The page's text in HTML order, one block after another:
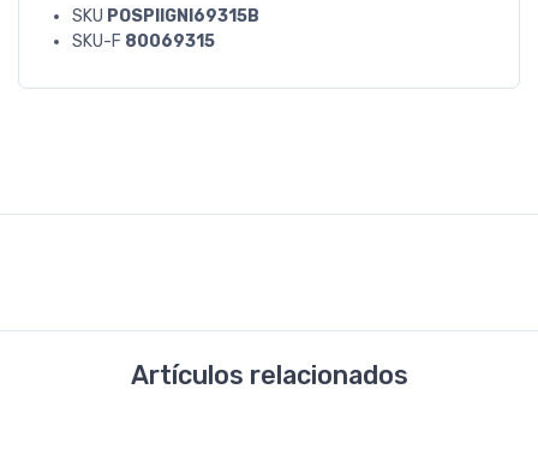
SKU POSPIIGNI69315B
SKU-F 80069315
Artículos relacionados